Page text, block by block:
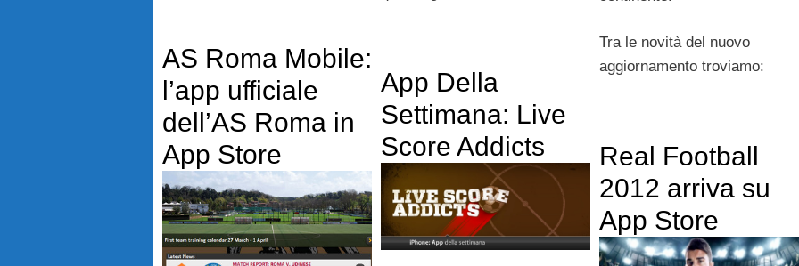
Tra le novità del nuovo
aggiornamento troviamo:
AS Roma Mobile:
l’app ufficiale
dell’AS Roma in
App Store
App Della
Settimana: Live
Score Addicts
Real Football
2012 arriva su
App Store